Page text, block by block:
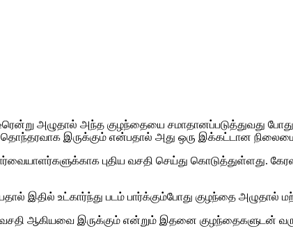
அழுதால் அந்த குழந்தையை சமாதானப்படுத்துவது
தொந்தரவாக இருக்கும் என்பதால் அது ஒரு இக்கட்டான நிலைமை
புதிய வசதி செய்து கொடுத்துள்ளது.
இதில் உட்கார்ந்து படம் பார்க்கும்போது குழந்தை அழுதால்
வசதி ஆகியவை இருக்கும் என்றும் இதனை குழந்தைகளுடன்